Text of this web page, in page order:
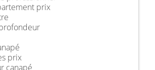
prix
prix
canapé